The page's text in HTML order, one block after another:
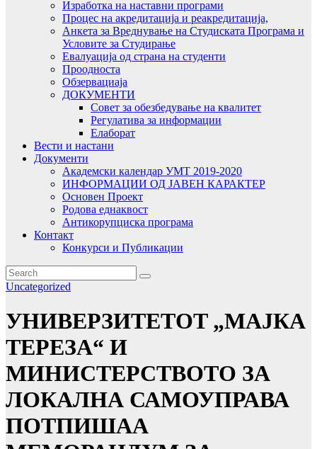
Изработка на наставни програми
Процес на акредитација и реакредитација,
Анкета за Вреднување на Студиската Програма и
Условите за Студирање
Евалуација од страна на студенти
Проодноста
Обзервациаја
ДОКУМЕНТИ
Совет за обезбедување на квалитет
Регулатива за информации
Елаборат
Вести и настани
Документи
Академски календар УМТ 2019-2020
ИНФОРМАЦИИ ОД ЈАВЕН КАРАКТЕР
Основен Проект
Родова еднаквост
Антикорупциска програма
Контакт
Конкурси и Публикации
Uncategorized
УНИВЕРЗИТЕТOT „МАЈКА
ТЕРЕЗА“ И
МИНИСТЕРСТВОТО ЗА
ЛОКАЛНА САМОУПРАВА
ПОТПИШАА